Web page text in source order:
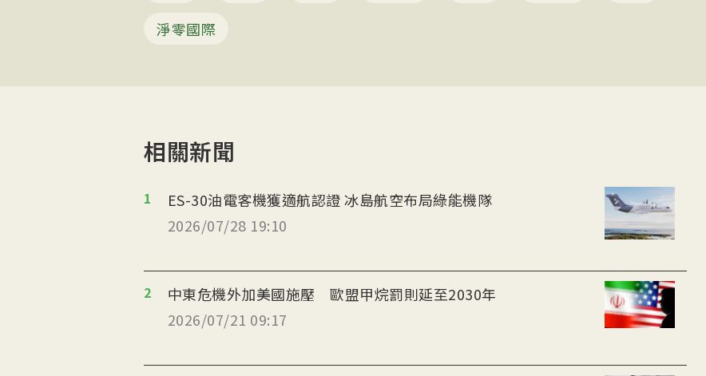
淨零國際
相關新聞
1
ES-30油電客機獲適航認證 冰島航空布局綠能機隊
2026/07/28 19:10
2
中東危機外加美國施壓 歐盟甲烷罰則延至2030年
2026/07/21 09:17